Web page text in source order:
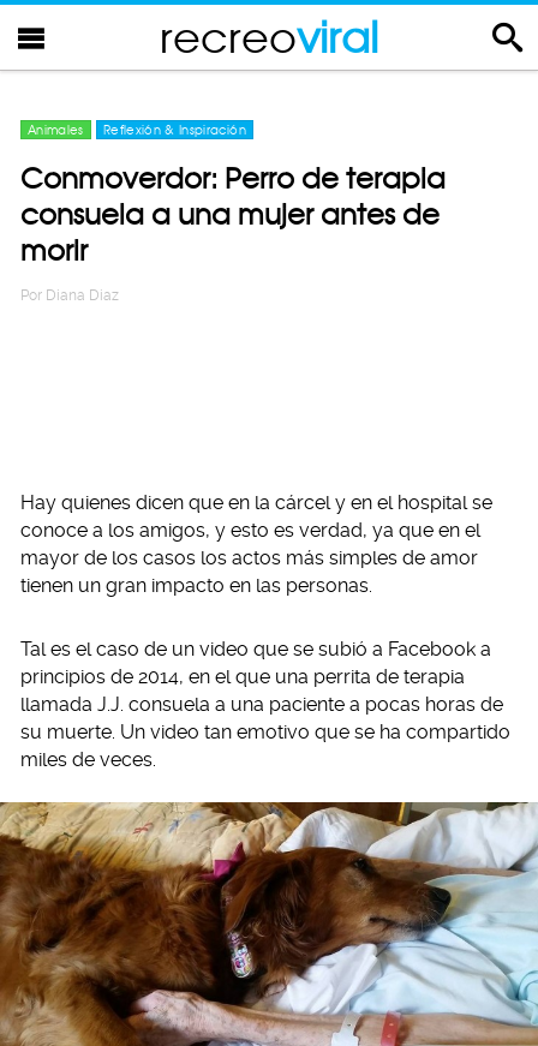
recreoviral
Animales Reflexión & Inspiración
Conmoverdor: Perro de terapia
consuela a una mujer antes de
morir
Por Diana Diaz
Hay quienes dicen que en la cárcel y en el hospital se
conoce a los amigos, y esto es verdad, ya que en el
mayor de los casos los actos más simples de amor
tienen un gran impacto en las personas.
Tal es el caso de un video que se subió a Facebook a
principios de 2014, en el que una perrita de terapia
llamada J.J. consuela a una paciente a pocas horas de
su muerte. Un video tan emotivo que se ha compartido
miles de veces.